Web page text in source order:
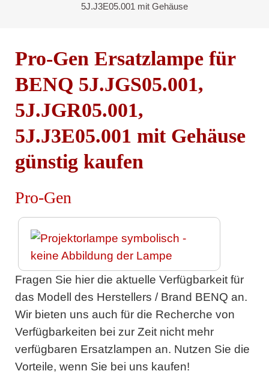
5J.J3E05.001 mit Gehäuse
Pro-Gen Ersatzlampe für
BENQ 5J.JGS05.001,
5J.JGR05.001,
5J.J3E05.001 mit Gehäuse
günstig kaufen
Pro-Gen
Fragen Sie hier die aktuelle Verfügbarkeit für
das Modell des Herstellers / Brand BENQ an.
Wir bieten uns auch für die Recherche von
Verfügbarkeiten bei zur Zeit nicht mehr
verfügbaren Ersatzlampen an. Nutzen Sie die
Vorteile, wenn Sie bei uns kaufen!